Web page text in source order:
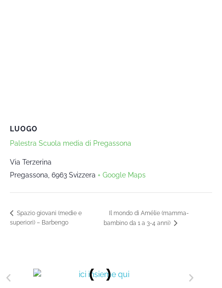
LUOGO
Palestra Scuola media di Pregassona
Via Terzerina
Pregassona 6963 Svizzera + Google Maps
Spazio giovani (medie e
superiori) – Barbengo
Il mondo di Amélie (mamma-
bambino da 1 a 3-4 anni)